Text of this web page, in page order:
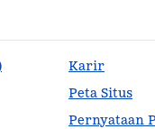
Karir
Peta Situs
Pernyataan